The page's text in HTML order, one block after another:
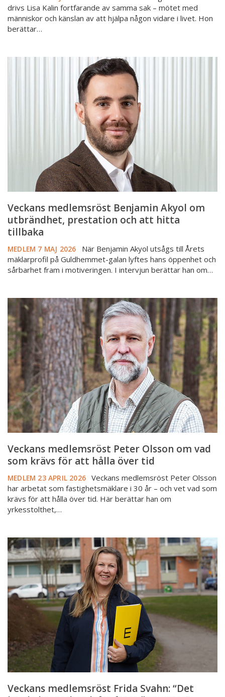
drivs Lisa Kalin fortfarande av samma sak – mötet med
människor och känslan av att hjälpa någon vidare i livet. Hon
berättar…
Veckans
Veckans medlemsröst Benjamin Akyol om
utbrändhet, prestation och att hitta
tillbaka
MEDLEM 7 MAJ 2026
När Benjamin Akyol utsågs till Årets
mäklarprofil på Guldhemmet-galan lyftes hans öppenhet och
sårbarhet fram i motiveringen. I intervjun berättar han om…
Veckans
medlemsröst
Peter
Olsson
om
vad
som
krävs
för
att
hålla
över
tidVeckans medlemsröst Peter Olsson om vad
som krävs för att hålla över tid
MEDLEM 23 APRIL 2026 Veckans medlemsröst Peter Olsson
har arbetat som fastighetsmäklare i 30 år – och vet vad som
krävs för att hålla över tid. Här berättar han om
yrkesstolthet,…
Veckans
medlemsröst
Frida
Svahn:
“Det
borde
branschen
lyfta
fram
ännu
mer”
Veckans medlemsröst Frida Svahn: “Det